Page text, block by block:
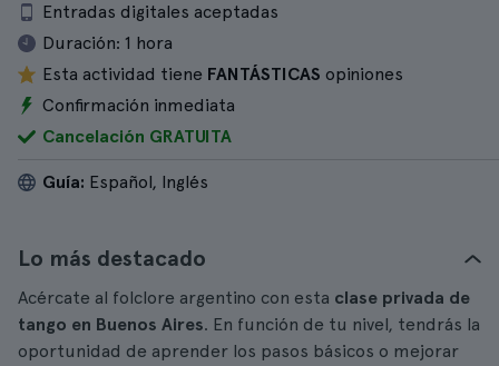
Entradas digitales aceptadas
Duración: 1 hora
Esta actividad tiene FANTÁSTICAS opiniones
Confirmación inmediata
Cancelación GRATUITA
Guía: Español, Inglés
Lo más destacado
Acércate al folclore argentino con esta clase privada de
tango en Buenos Aires. En función de tu nivel, tendrás la
oportunidad de aprender los pasos básicos o mejorar